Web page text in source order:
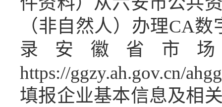
（非自然人）办理CA数
录安徽省市
https://ggzy.ah.gov.cn/
填报企业基本信息及相